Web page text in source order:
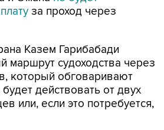
за проход через
Казем Гарибабади
маршрут судоходства через
который обговаривают
действовать от двух
или, если это потребуется,